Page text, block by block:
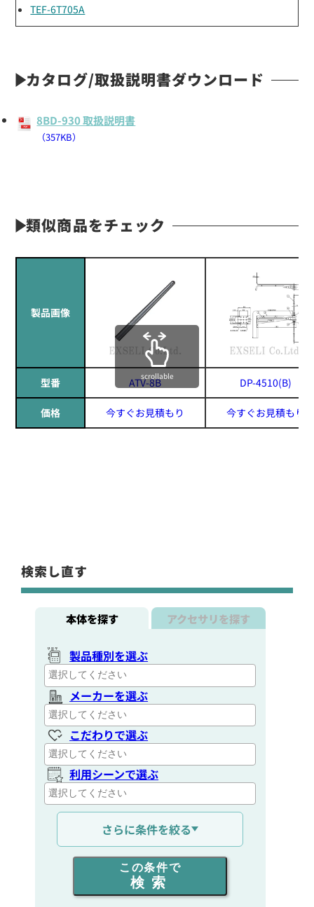
TEF-6T705A
カタログ/取扱説明書ダウンロード
8BD-930 取扱説明書
（357KB）
類似商品をチェック
製品画像
型番 ATV-8B DP-4510(B)
価格 今すぐお見積もり 今すぐお見積もり
scrollable
検索し直す
本体を探す アクセサリを探す
製品種別を選ぶ
メーカーを選ぶ
こだわりで選ぶ
利用シーンで選ぶ
通信距離を選ぶ
出力を選ぶ
同時通話人数を選ぶ
さらに条件を絞る
この条件で
検索